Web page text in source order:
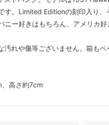
す。Limited Editionの刻印入り、
ー好きはもちろん、アメリカ好
れや傷等ございません。箱も
高さ約7cm